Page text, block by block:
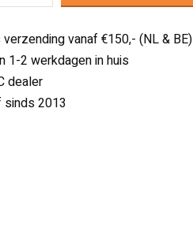
verzending vanaf €150,- (NL & BE)
1-2 werkdagen in huis
dealer
sinds 2013